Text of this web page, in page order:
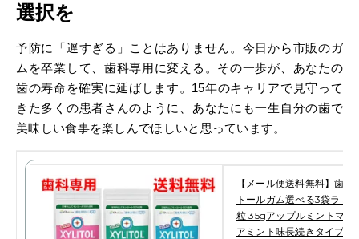
選択を
予防に「遅すぎる」ことはありません。今日から市販のガ
ムを卒業して、歯科専用に変える。その一歩が、あなたの
歯の寿命を確実に延ばします。
15年のキャリアで見守って
きた多くの患者さんのように、あなたにも一生自分の歯で
美味しい食事を楽しんでほしいと思っています。
【メール便送料無料】歯科
トールガム選べる3袋ラミ
粒 35gアップルミントマス
アミント味長続きタイプ